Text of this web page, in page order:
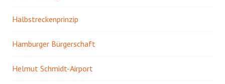
Halbstreckenprinzip
Hamburger Bürgerschaft
Helmut Schmidt-Airport